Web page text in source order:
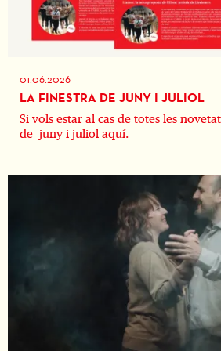
01.06.2026
LA FINESTRA DE JUNY I JULIOL
Si vols estar al cas de totes les
de juny i juliol aquí.